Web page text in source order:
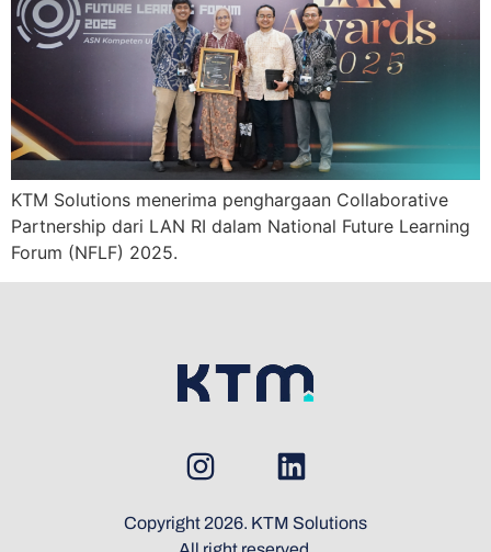
KTM Solutions menerima penghargaan Collaborative
Partnership dari LAN RI dalam National Future Learning
Forum (NFLF) 2025.
Copyright 2026. KTM Solutions